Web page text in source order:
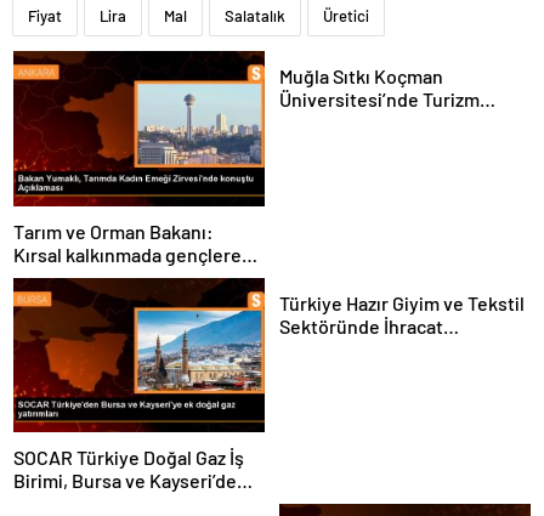
Fiyat Lira Mal Salatalık Üretici
Tarım ve Orman Bakanı:
Kırsal kalkınmada gençlere
ve kadınlara pozitif ayrımcılık
yapıyoruz
Muğla Sıtkı Koçman
Üniversitesi’nde Turizm
SOCAR Türkiye Doğal Gaz İş
Birimi, Bursa ve Kayseri’de
Türkiye Hazır Giyim ve Tekstil
Sektöründe İhracat